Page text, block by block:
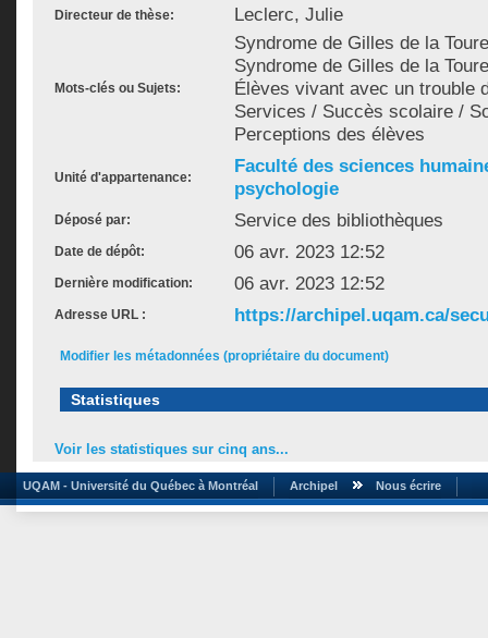
Directeur de thèse: Leclerc, Julie
Mots-clés ou Sujets:
Syndrome de Gilles de la
Syndrome de Gilles de la
Élèves vivant avec un trouble
Services / Succès scolaire /
Perceptions des élèves
Unité d'appartenance:
Faculté des sciences
psychologie
Déposé par: Service des bibliothèques
Date de dépôt: 06 avr. 2023 12:52
Dernière modification: 06 avr. 2023 12:52
Adresse URL : https://archipel.uqam.ca/
Modifier les métadonnées (propriétaire du document)
Statistiques
Voir les statistiques sur cinq ans...
UQAM - Université du Québec à Montréal Archipel Nous écrire